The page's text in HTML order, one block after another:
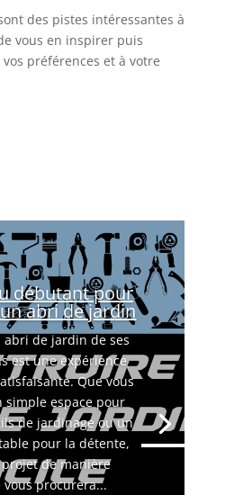
des pistes intéressantes à
vous en inspirer puis
préférences et à votre
débutant pour
abri de jardin
de jardin de ses
est une expérience
Que vous
simple espace pour
de jardinage ou un
pour la détente,
de manière
procurera...